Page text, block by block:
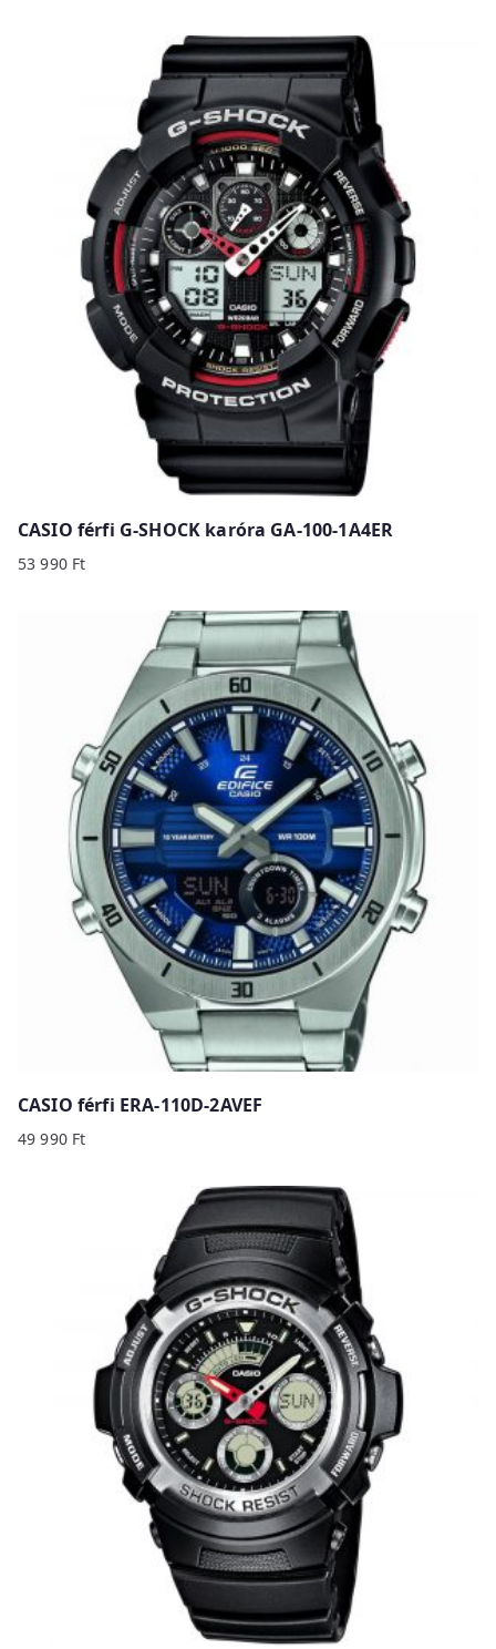
CASIO férfi G-SHOCK karóra GA-100-1A4ER
53 990 Ft
CASIO férfi ERA-110D-2AVEF
49 990 Ft